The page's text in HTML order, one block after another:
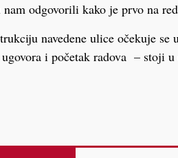
odgovorili kako je prvo na
navedene ulice očekuje
i početak radova – stoji